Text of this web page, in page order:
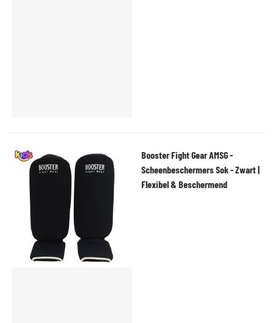
Booster Fight Gear AMSG -
Scheenbeschermers Sok - Zwart |
Flexibel & Beschermend